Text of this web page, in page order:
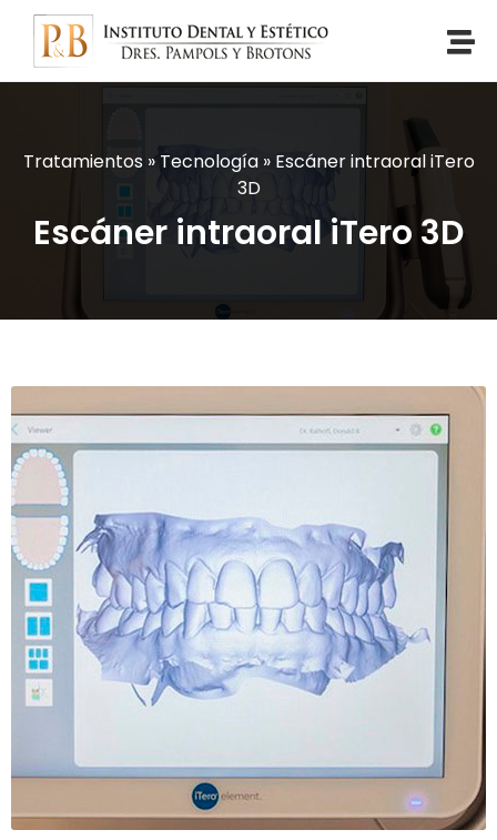
Tratamientos» Tecnología» Escáner intraoral iTero
3D
Escáner intraoral iTero 3D